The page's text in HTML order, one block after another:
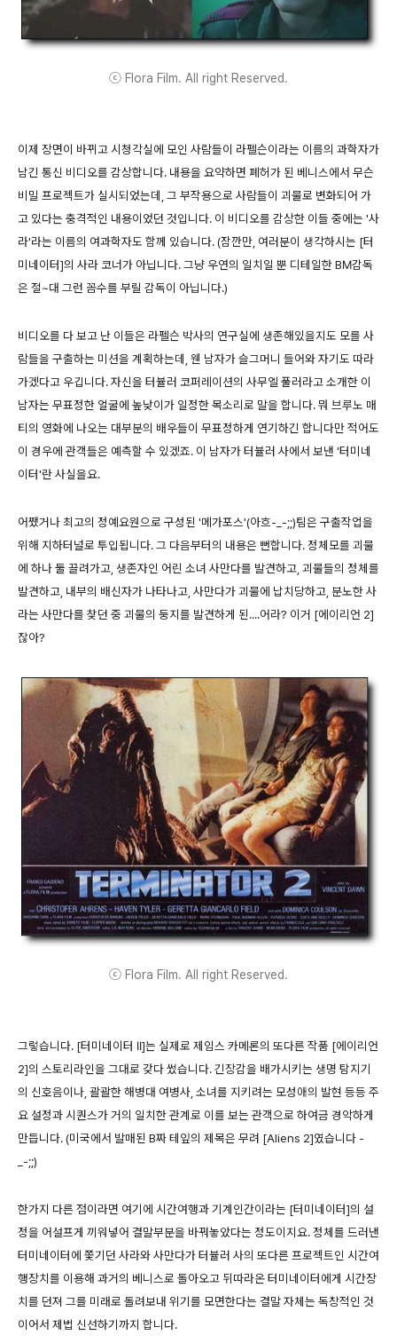
ⓒ Flora Film. All right Reserved.
이제 장면이 바뀌고 시청각실에 모인 사람들이 라펠슨이라는 이름의 과학자가
남긴 통신 비디오를 감상합니다. 내용을 요약하면 폐허가 된 베니스에서 무슨
비밀 프로젝트가 실시되었는데, 그 부작용으로 사람들이 괴물로 변화되어 가
고 있다는 충격적인 내용이었던 것입니다. 이 비디오를 감상한 이들 중에는 '사
라'라는 이름의 여과학자도 함께 있습니다. (잠깐만, 여러분이 생각하시는 [터
미네이터]의 사라 코너가 아닙니다. 그냥 우연의 일치일 뿐 디테일한 BM감독
은 절~대 그런 꼼수를 부릴 감독이 아닙니다.)
비디오를 다 보고 난 이들은 라펠슨 박사의 연구실에 생존해있을지도 모를 사
람들을 구출하는 미션을 계획하는데, 웬 남자가 슬그머니 들어와 자기도 따라
가겠다고 우깁니다. 자신을 터뷸러 코퍼레이션의 사무엘 풀러라고 소개한 이
남자는 무표정한 얼굴에 높낮이가 일정한 목소리로 말을 합니다. 뭐 브루노 매
티의 영화에 나오는 대부분의 배우들이 무표정하게 연기하긴 합니다만 적어도
이 경우에 관객들은 예측할 수 있겠죠. 이 남자가 터뷸러 사에서 보낸 '터미네
이터'란 사실을요.
어쨌거나 최고의 정예요원으로 구성된 '메가포스'(아흐-_-;;)팀은 구출작업을
위해 지하터널로 투입됩니다. 그 다음부터의 내용은 뻔합니다. 정체모를 괴물
에 하나 둘 끌려가고, 생존자인 어린 소녀 사만다를 발견하고, 괴물들의 정체를
발견하고, 내부의 배신자가 나타나고, 사만다가 괴물에 납치당하고, 분노한 사
라는 사만다를 찾던 중 괴물의 둥지를 발견하게 된....어라? 이거 [에이리언 2]
잖아?
ⓒ Flora Film. All right Reserved.
그렇습니다. [터미네이터 II]는 실제로 제임스 카메론의 또다른 작품 [에이리언
2]의 스토리라인을 그대로 갖다 썼습니다. 긴장감을 배가시키는 생명 탐지기
의 신호음이나, 괄괄한 해병대 여병사, 소녀를 지키려는 모성애의 발현 등등 주
요 설정과 시퀀스가 거의 일치한 관계로 이를 보는 관객으로 하여금 경악하게
만듭니다. (미국에서 발매된 B짜 테잎의 제목은 무려 [Aliens 2]였습니다 -
_-;;)
한가지 다른 점이라면 여기에 시간여행과 기계인간이라는 [터미네이터]의 설
정을 어설프게 끼워넣어 결말부분을 바꿔놓았다는 정도이지요. 정체를 드러낸
터미네이터에 쫓기던 사라와 사만다가 터뷸러 사의 또다른 프로젝트인 시간여
행장치를 이용해 과거의 베니스로 돌아오고 뒤따라온 터미네이터에게 시간장
치를 던져 그를 미래로 돌려보내 위기를 모면한다는 결말 자체는 독창적인 것
이어서 제법 신선하기까지 합니다.